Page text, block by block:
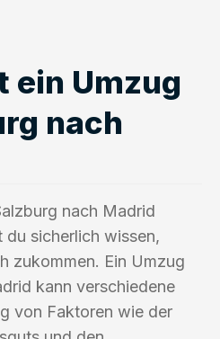
ein Umzug
nach
nach Madrid
du sicherlich wissen,
zukommen. Ein Umzug
kann verschiedene
von Faktoren wie der